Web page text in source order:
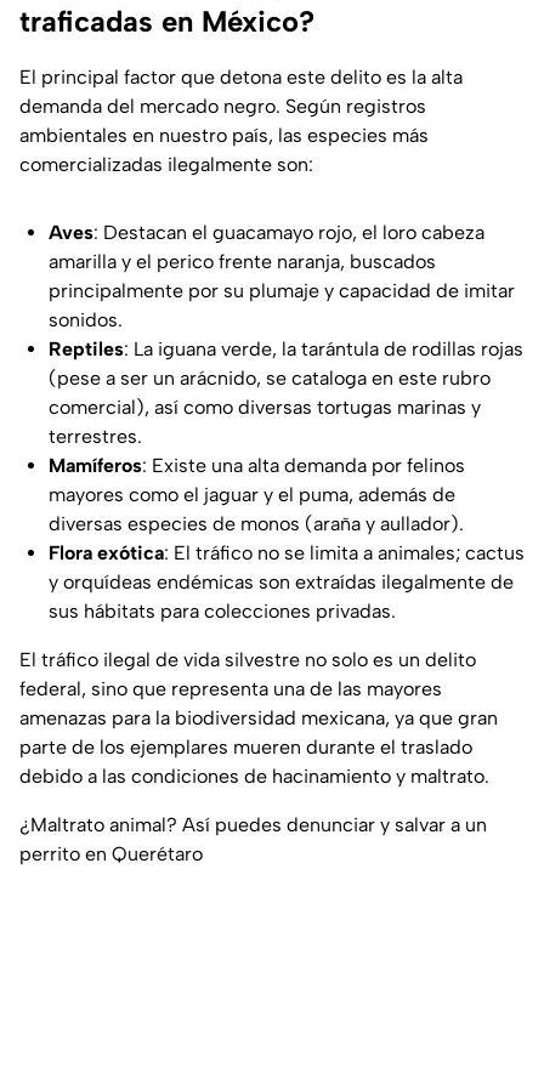
traficadas en México?
El principal factor que detona este delito es la alta
demanda del mercado negro. Según registros
ambientales en nuestro país, las especies más
comercializadas ilegalmente son:
Aves: Destacan el guacamayo rojo, el loro cabeza
amarilla y el perico frente naranja, buscados
principalmente por su plumaje y capacidad de imitar
sonidos.
Reptiles: La iguana verde, la tarántula de rodillas rojas
(pese a ser un arácnido, se cataloga en este rubro
comercial), así como diversas tortugas marinas y
terrestres.
Mamíferos: Existe una alta demanda por felinos
mayores como el jaguar y el puma, además de
diversas especies de monos (araña y aullador).
Flora exótica: El tráfico no se limita a animales; cactus
y orquídeas endémicas son extraídas ilegalmente de
sus hábitats para colecciones privadas.
El tráfico ilegal de vida silvestre no solo es un delito
federal, sino que representa una de las mayores
amenazas para la biodiversidad mexicana, ya que gran
parte de los ejemplares mueren durante el traslado
debido a las condiciones de hacinamiento y maltrato.
¿Maltrato animal? Así puedes denunciar y salvar a un
perrito en Querétaro